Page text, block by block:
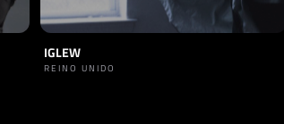
IGLEW
REINO UNIDO